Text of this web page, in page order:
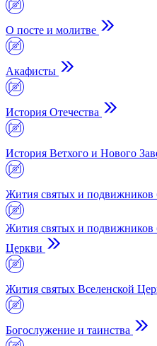
О посте и молитве
Акафисты
История Отечества
История Ветхого и Нового
Жития святых и подвижников
Жития святых и подвижников
Церкви
Жития святых Вселенской
Богослужение и таинства